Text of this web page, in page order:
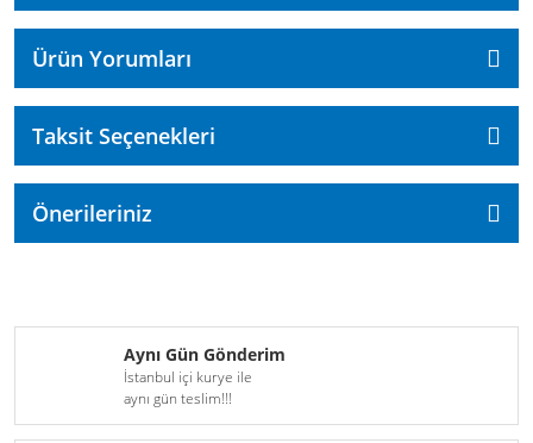
Ürün Yorumları
Taksit Seçenekleri
Önerileriniz
Aynı Gün Gönderim
İstanbul içi kurye ile
aynı gün teslim!!!